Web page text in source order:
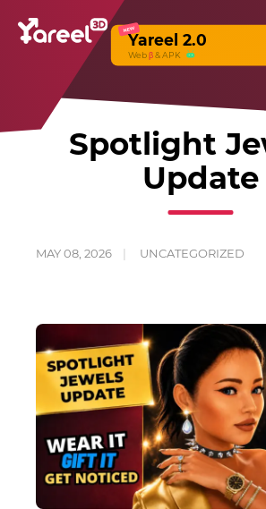
NEW
Yareel 2.0
Webβ & APK
Spotlight
Update
MAY 08, 2026 UNCATEGORIZED